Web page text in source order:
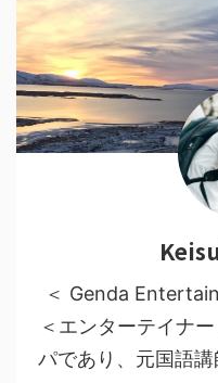
＜ Genda
＜エンターテイナ
パであり、元国語